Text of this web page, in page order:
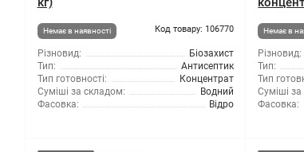
Немає в наявності Код товару: 106770
Різновид:
Біозахист
Тип:
Антисептик
Тип готовності:
Концентрат
Суміші за складом:
Водний
Фасовка:
Відро
Немає в
Різновид:
Тип:
Тип
Суміші
Фасовка: